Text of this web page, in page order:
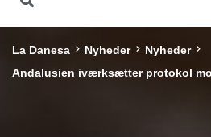
La Danesa Nyheder
Nyheder
Andalusien iværksætter protokol